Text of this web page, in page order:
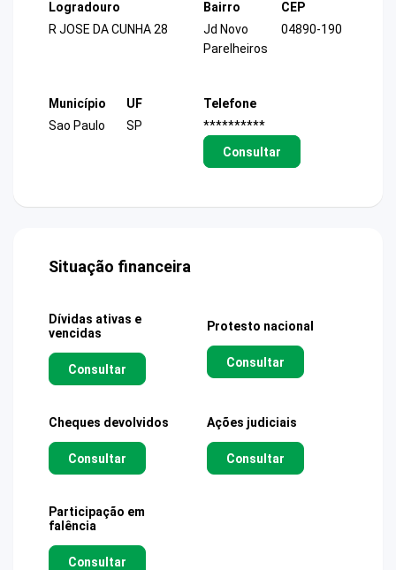
Logradouro
R JOSE DA CUNHA 28
Bairro
Jd Novo
Parelheiros
CEP
04890-190
Município
Sao Paulo
UF
SP
Telefone
**********
Consultar
Situação financeira
Dívidas ativas e
vencidas
Consultar
Protesto nacional
Consultar
Cheques devolvidos
Consultar
Ações judiciais
Consultar
Participação em
falência
Consultar